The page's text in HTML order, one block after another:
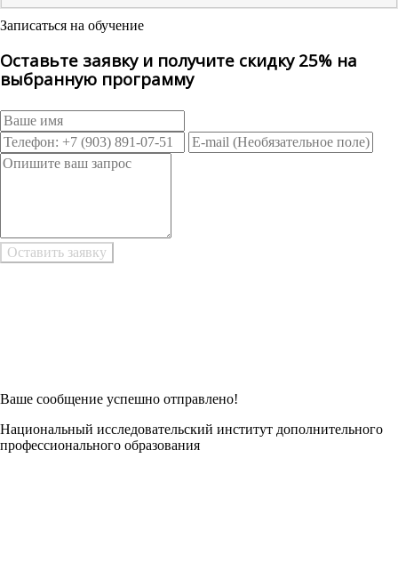
Записаться на обучение
Оставьте заявку и получите скидку 25% на
выбранную программу
Ваше сообщение успешно отправлено!
Национальный исследовательский институт дополнительного
профессионального образования